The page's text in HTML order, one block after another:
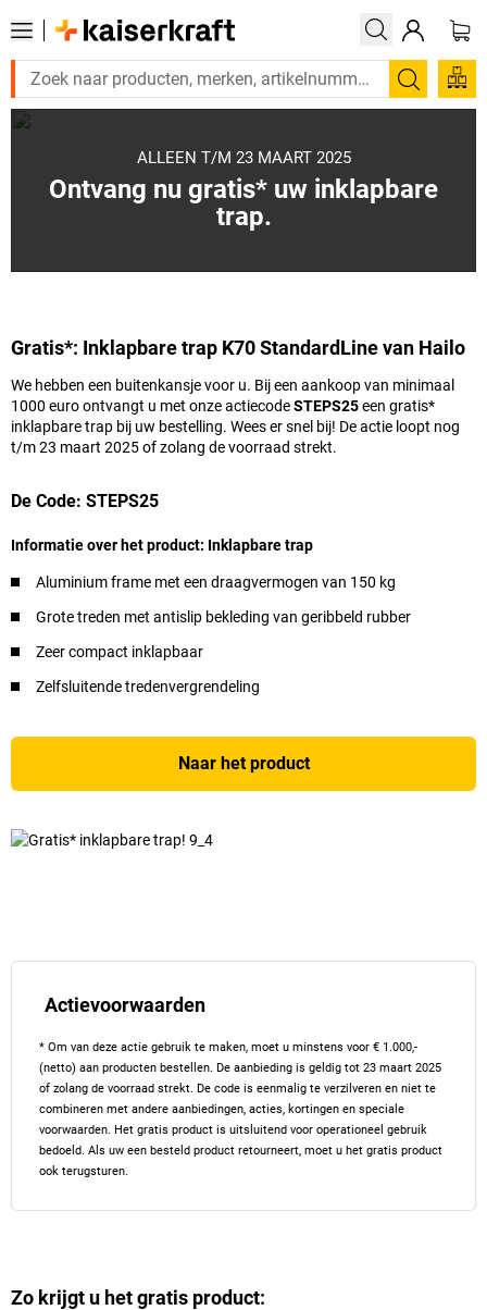
Zoeken
ALLEEN T/M 23 MAART 2025
Ontvang nu gratis* uw inklapbare
trap.
Gratis*: Inklapbare trap K70 StandardLine van Hailo
We hebben een buitenkansje voor u. Bij een aankoop van minimaal
1000 euro ontvangt u met onze actiecodeSTEPS25een gratis*
inklapbare trap bij uw bestelling. Wees er snel bij! De actie loopt nog
t/m 23 maart 2025 of zolang de voorraad strekt.
De Code: STEPS25
Informatie over het product: Inklapbare trap
Aluminium frame met een draagvermogen van 150 kg
Grote treden met antislip bekleding van geribbeld rubber
Zeer compact inklapbaar
Zelfsluitende tredenvergrendeling
Naar het product
Actievoorwaarden
* Om van deze actie gebruik te maken, moet u minstens voor € 1.000,-
(netto) aan producten bestellen. De aanbieding is geldig tot 23 maart 2025
of zolang de voorraad strekt. De code is eenmalig te verzilveren en niet te
combineren met andere aanbiedingen, acties, kortingen en speciale
voorwaarden. Het gratis product is uitsluitend voor operationeel gebruik
bedoeld. Als uw een besteld product retourneert, moet u het gratis product
ook terugsturen.
Zo krijgt u het gratis product: